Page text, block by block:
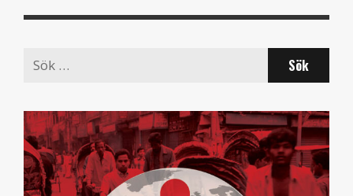
Search
for: